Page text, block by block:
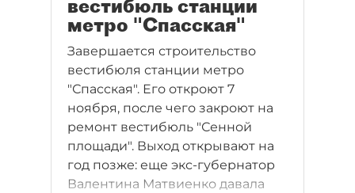
вестибюль станции
метро "Спасская"
Завершается строительство
вестибюля станции метро
"Спасская". Его откроют 7
ноября, после чего закроют на
ремонт вестибюль "Сенной
площади". Выход открывают на
год позже: еще экс-губернатор
Валентина Матвиенко давала